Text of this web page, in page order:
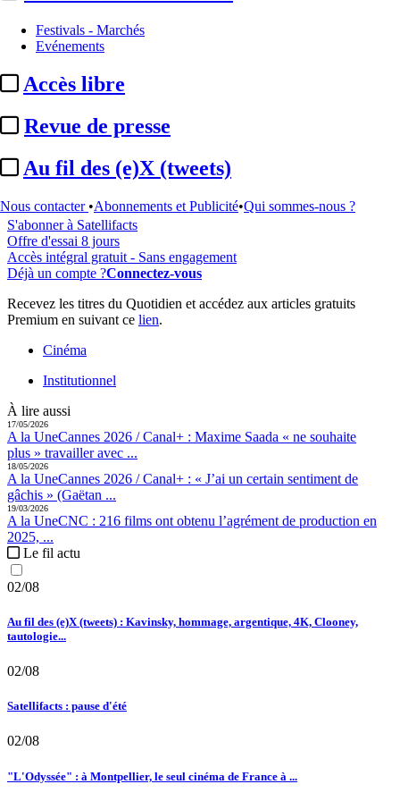
Festivals - Marchés
Evénements
Accès libre
Revue de presse
Au fil des (e)X (tweets)
Nous contacter •Abonnements et Publicité•Qui sommes-nous ?
...
Cet article est réservé à nos abonnés
Pour accéder à cet article, à l'ensemble du site, découvrez nos
S'abonner à Satellifacts
Offre d'essai 8 jours
Accès intégral gratuit - Sans engagement
Déjà un compte ?Connectez-vous
Recevez les titres du Quotidien et accédez aux articles gratuits
Premium en suivant ce lien.
Cinéma
Institutionnel
À lire aussi
17/05/2026
A la UneCannes 2026 / Canal+ : Maxime Saada « ne souhaite
plus » travailler avec ...
18/05/2026
A la UneCannes 2026 / Canal+ : « J’ai un certain sentiment de
gâchis » (Gaëtan ...
19/03/2026
A la UneCNC : 216 films ont obtenu l’agrément de production en
2025, ...
Le fil actu
02/08
Au fil des (e)X (tweets) : Kavinsky, hommage, argentique, 4K, Clooney,
tautologie...
02/08
Satellifacts : pause d'été
02/08
"L'Odyssée" : à Montpellier, le seul cinéma de France à ...